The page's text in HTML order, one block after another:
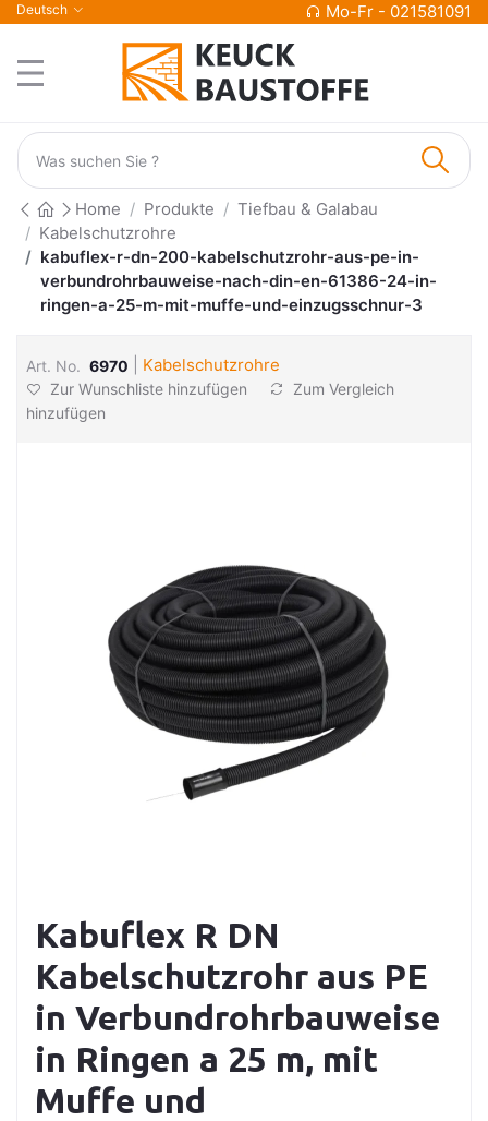
Deutsch Mo-Fr - 021581091
Home Produkte
Tiefbau & Galabau
Kabelschutzrohre
kabuflex-r-dn-200-kabelschutzrohr-aus-pe-in-
verbundrohrbauweise-nach-din-en-61386-24-in-
ringen-a-25-m-mit-muffe-und-einzugsschnur-3
Art. No. 6970 Kabelschutzrohre
Zur Wunschliste hinzufügen
Zum Vergleich
hinzufügen
Kabuflex R DN
Kabelschutzrohr aus PE
in Verbundrohrbauweise
in Ringen a 25 m, mit
Muffe und